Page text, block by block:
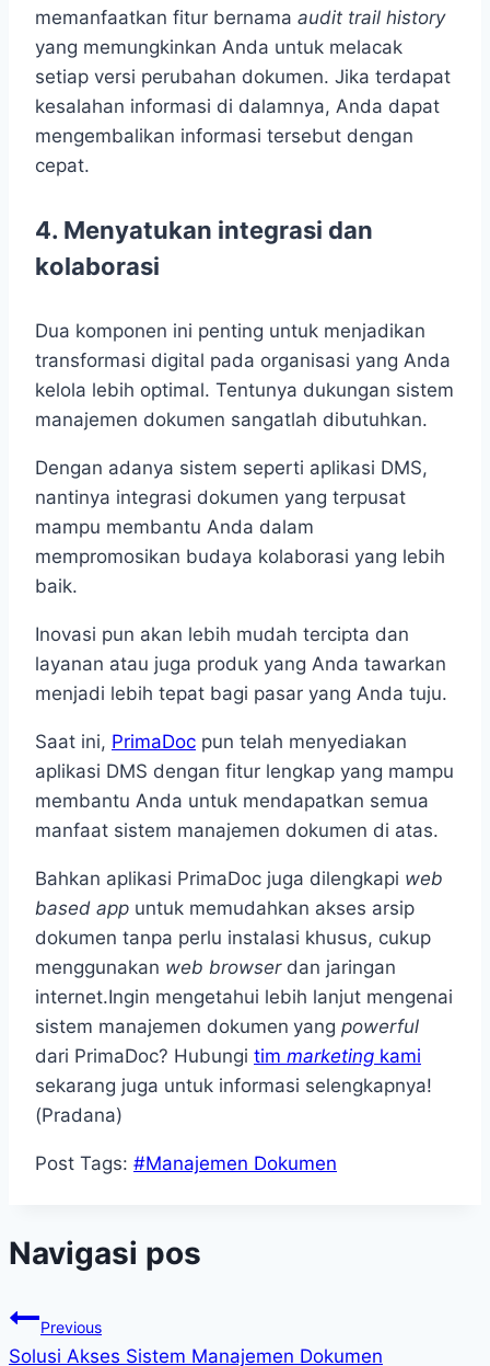
memanfaatkan fitur bernama audit trail history
yang memungkinkan Anda untuk melacak
setiap versi perubahan dokumen. Jika terdapat
kesalahan informasi di dalamnya, Anda dapat
mengembalikan informasi tersebut dengan
cepat.
4. Menyatukan integrasi dan
kolaborasi
Dua komponen ini penting untuk menjadikan
transformasi digital pada organisasi yang Anda
kelola lebih optimal. Tentunya dukungan sistem
manajemen dokumen sangatlah dibutuhkan.
Dengan adanya sistem seperti aplikasi DMS,
nantinya integrasi dokumen yang terpusat
mampu membantu Anda dalam
mempromosikan budaya kolaborasi yang lebih
baik.
Inovasi pun akan lebih mudah tercipta dan
layanan atau juga produk yang Anda tawarkan
menjadi lebih tepat bagi pasar yang Anda tuju.
Saat ini, PrimaDoc pun telah menyediakan
aplikasi DMS dengan fitur lengkap yang mampu
membantu Anda untuk mendapatkan semua
manfaat sistem manajemen dokumen di atas.
Bahkan aplikasi PrimaDoc juga dilengkapi web
based app untuk memudahkan akses arsip
dokumen tanpa perlu instalasi khusus, cukup
menggunakan web browser dan jaringan
internet.Ingin mengetahui lebih lanjut mengenai
sistem manajemen dokumen yang powerful
dari PrimaDoc? Hubungi tim marketing kami
sekarang juga untuk informasi selengkapnya!
(Pradana)
Post Tags: #Manajemen Dokumen
Navigasi pos
Previous
Solusi Akses Sistem Manajemen Dokumen